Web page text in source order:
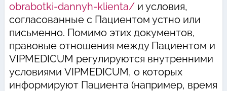
obrabotki-dannyh-klienta/и условия,
согласованные с Пациентом устно или
письменно. Помимо этих документов,
правовые отношения между Пациентом и
VIPMEDICUM регулируются внутренними
условиями VIPMEDICUM, о которых
информируют Пациента (например, время